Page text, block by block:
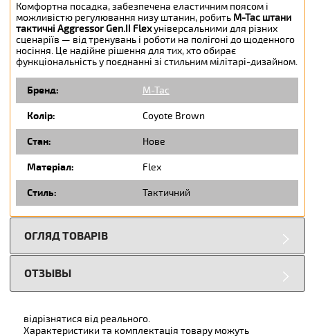
Комфортна посадка, забезпечена еластичним поясом і
можливістю регулювання низу штанин, робить M-Tac штани
тактичні Aggressor Gen.II Flexуніверсальними для різних
сценаріїв — від тренувань і роботи на полігоні до щоденного
носіння. Це надійне рішення для тих, хто обирає
функціональність у поєднанні зі стильним мілітарі-дизайном.
Бренд: M-Tac
Колір: Coyote Brown
Стан: Нове
Матеріал: Flex
Стиль: Тактичний
ОГЛЯД ТОВАРІВ
ОТЗЫВЫ
відрізнятися від реального.
Характеристики та комплектація товару можуть